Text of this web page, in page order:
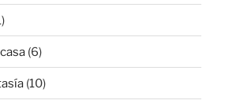
(6)
(10)